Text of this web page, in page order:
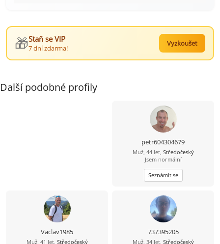
🎁Staň se VIP
7 dní zdarma!
Vyzkoušet
Další podobné profily
petr604304679
Muž, 44 let, Středočeský
Jsem normální
Seznámit se
Vaclav1985
Muž, 41 let, Středočeský
737395205
Muž, 34 let, Středočeský